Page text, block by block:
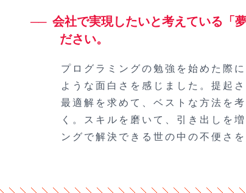
会社で実現したいと考えている「
ださい。
プログラミングの勉強を始めた際
ような面白さを感じました。提起
最適解を求めて、ベストな方法を
く。スキルを磨いて、引き出しを
ングで解決できる世の中の不便さ